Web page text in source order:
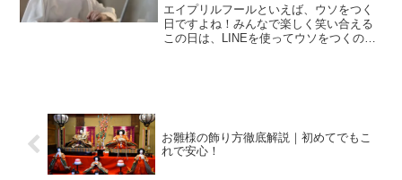
エイプリルフールといえば、ウソをつく
日ですよね！みんなで楽しく笑い合える
この日は、LINEを使ってウソをつくのも
フールの楽しみ方を考えてみましょう！
お雛様の飾り方徹底解説｜初めてでもこ
れで安心！